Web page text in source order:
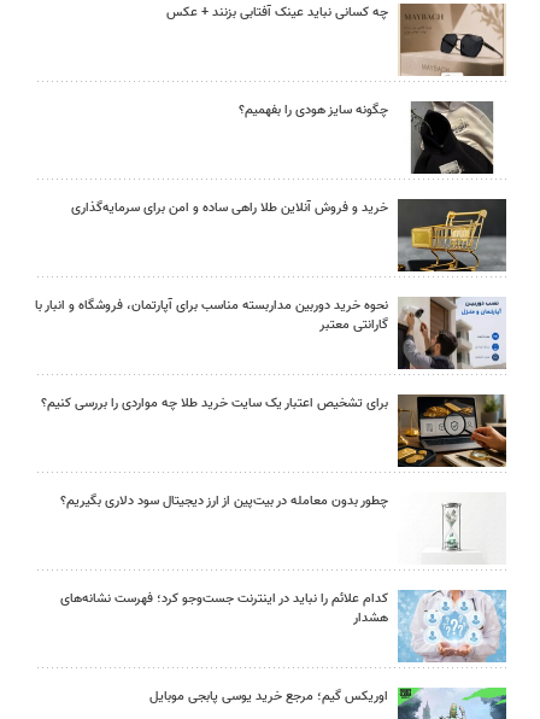
چه کسانی نباید عینک آفتابی بزنند + عکس
چگونه سایز هودی را بفهمیم؟
خرید و فروش آنلاین طلا راهی ساده و امن برای سرمایه‌گذاری
نحوه خرید دوربین مداربسته مناسب برای آپارتمان، فروشگاه و انبار با
گارانتی معتبر
برای تشخیص اعتبار یک سایت خرید طلا چه مواردی را بررسی کنیم؟
چطور بدون معامله در بیت‌پین از ارز دیجیتال سود دلاری بگیریم؟
کدام علائم را نباید در اینترنت جست‌وجو کرد؛ فهرست نشانه‌های
هشدار
اوریکس گیم؛ مرجع خرید یوسی پابجی موبایل